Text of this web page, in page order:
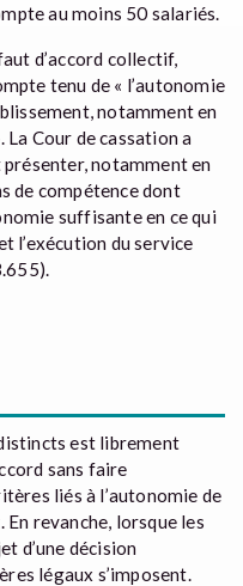
au moins 50 salariés.
d’accord collectif,
tenu de « l’autonomie
notamment en
Cour de cassation a
notamment en
de compétence dont
suffisante en ce qui
l’exécution du service
est librement
sans faire
liés à l’autonomie de
revanche, lorsque les
d’une décision
légaux s’imposent.